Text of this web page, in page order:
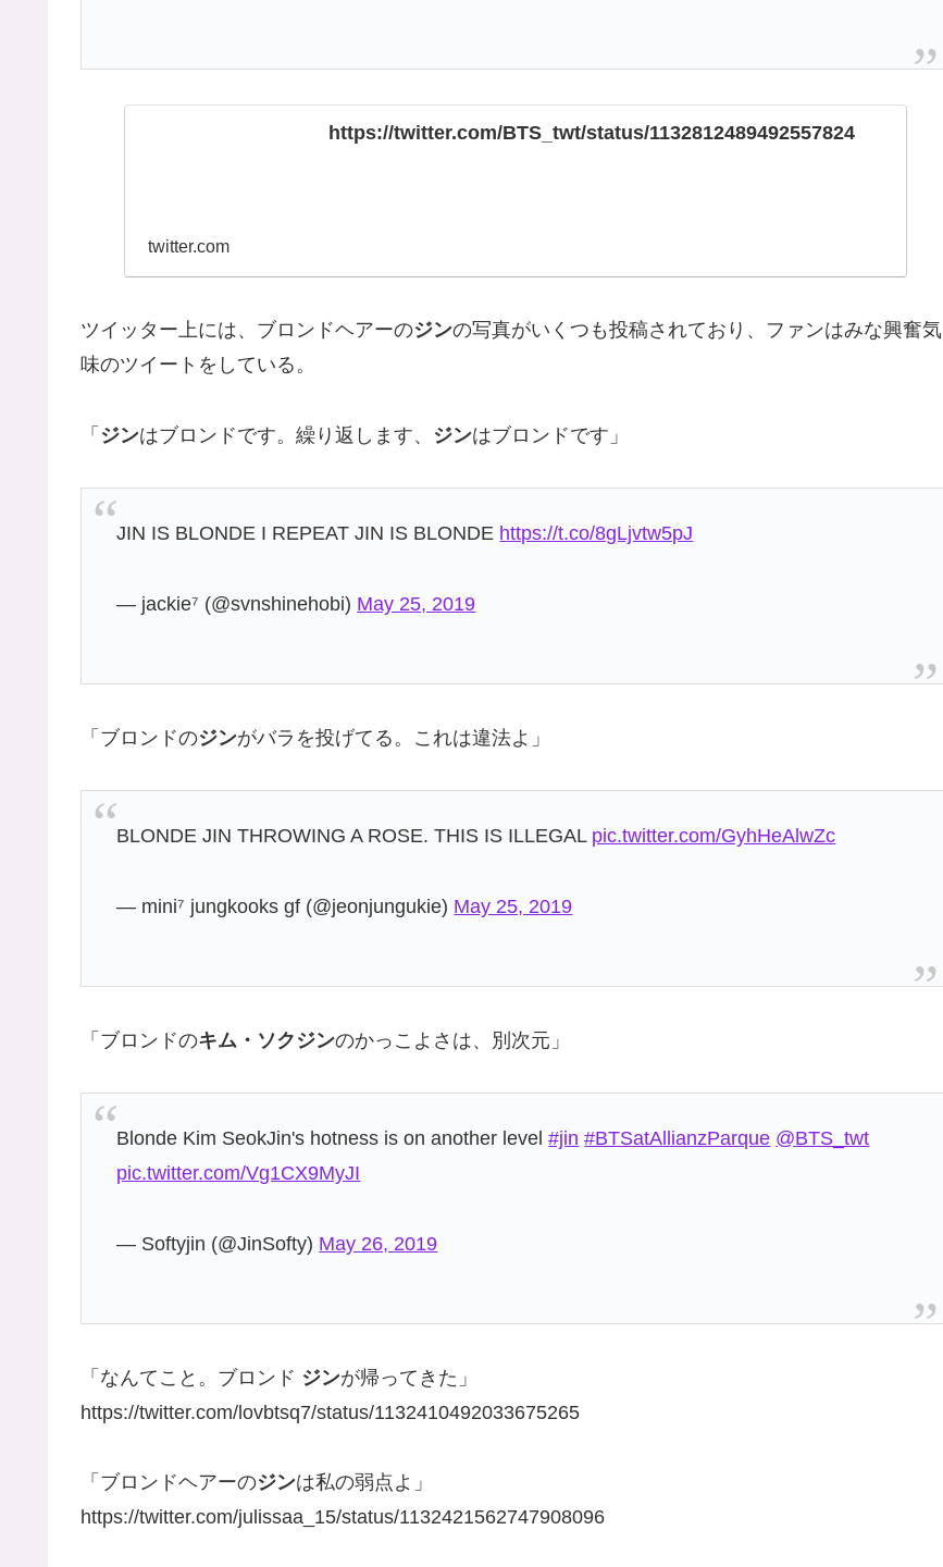
https://twitter.com/BTS_twt/status/1132812489492557824
twitter.com
ツイッター上には、ブロンドヘアーのジンの写真がいくつも投稿されており、ファンはみな興奮気
味のツイートをしている。
「 ジンはブロンドです。繰り返します、 ジンはブロンドです」
JIN IS BLONDE I REPEAT JIN IS BLONDE https://t.co/8gLjvtw5pJ
— jackie⁷ (@svnshinehobi) May 25, 2019
「ブロンドのジンがバラを投げてる。これは違法よ」
BLONDE JIN THROWING A ROSE. THIS IS ILLEGAL pic.twitter.com/GyhHeAlwZc
— mini⁷ jungkooks gf (@jeonjungukie) May 25, 2019
「ブロンドのキム・ソクジンのかっこよさは、別次元」
Blonde Kim SeokJin's hotness is on another level#jin #BTSatAllianzParque @BTS_twt
pic.twitter.com/Vg1CX9MyJI
— Softyjin (@JinSofty) May 26, 2019
「なんてこと。ブロンド ジンが帰ってきた」
https://twitter.com/lovbtsq7/status/1132410492033675265
「ブロンドヘアーのジンは私の弱点よ」
https://twitter.com/julissaa_15/status/1132421562747908096